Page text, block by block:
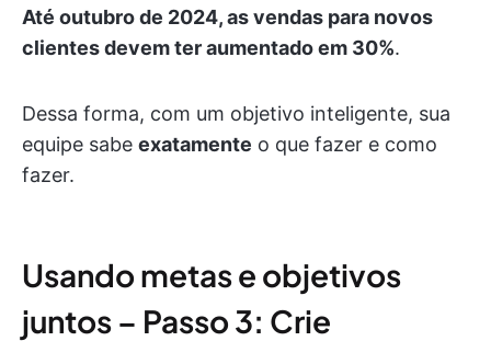
Até outubro de 2024, as vendas para novos
clientes devem ter aumentado em 30%.
Dessa forma, com um objetivo inteligente, sua
equipe sabe exatamente o que fazer e como
fazer.
Usando metas e objetivos
juntos – Passo 3: Crie